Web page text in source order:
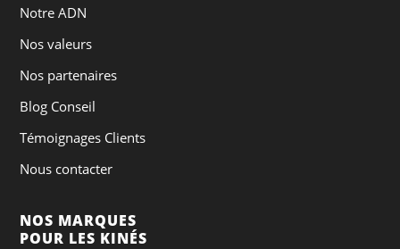
Notre ADN
Nos valeurs
Nos partenaires
Blog Conseil
Témoignages Clients
Nous contacter
NOS MARQUES
POUR LES KINÉS